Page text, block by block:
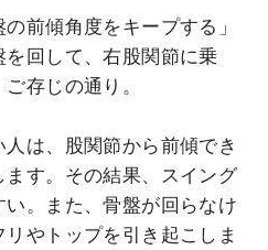
前傾角度をキープする」
を回して、右股関節に乗
存じの通り。
人は、股関節から前傾でき
す。その結果、スイング
。また、骨盤が回らなけ
やトップを引き起こしま